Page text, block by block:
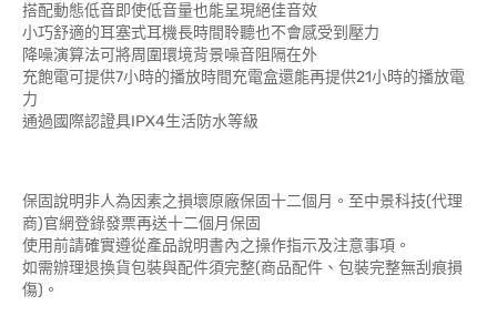
搭配動態低音即使低音量也能呈現絕佳音效
小巧舒適的耳塞式耳機長時間聆聽也不會感受到壓力
降噪演算法可將周圍環境背景噪音阻隔在外
充飽電可提供7小時的播放時間充電盒還能再提供21小時的播放電
力
通過國際認證具IPX4生活防水等級
保固說明非人為因素之損壞原廠保固十二個月。至中景科技(代理
商)官網登錄發票再送十二個月保固
使用前請確實遵從產品說明書內之操作指示及注意事項。
如需辦理退換貨包裝與配件須完整(商品配件、包裝完整無刮痕損
傷)。